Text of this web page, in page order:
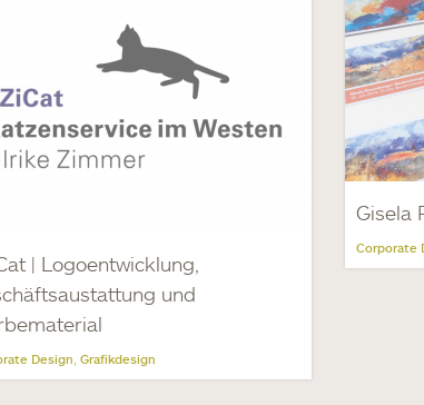
| Logoentwicklung,
und
Design Grafikdesign
Gisela
Corporate